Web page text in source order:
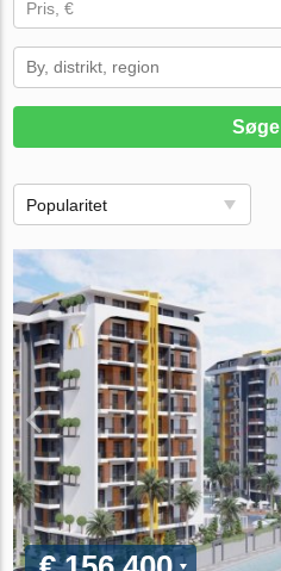
Pris, €
Søge
Popularitet